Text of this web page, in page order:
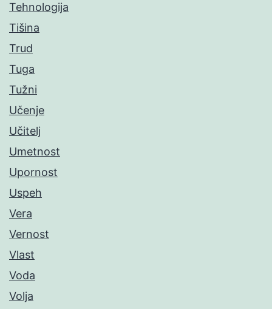
Tehnologija
Tišina
Trud
Tuga
Tužni
Učenje
Učitelj
Umetnost
Upornost
Uspeh
Vera
Vernost
Vlast
Voda
Volja